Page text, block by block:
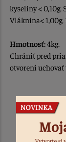
kyseliny < 0,10g,
Vláknina< 1,00g,
Hmotnosť:4kg.
Chrániť pred
otvorení uchovať